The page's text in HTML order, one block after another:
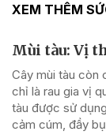
XEM THÊM
Mùi tàu: Vị
Cây mùi tàu còn
chỉ là rau gia vị
tàu được sử
cảm cúm, đầy